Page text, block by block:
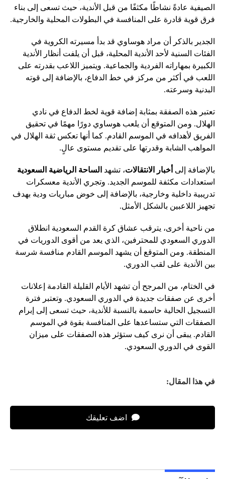
الصيفية عادةً نشاطًا مكثفًا من قبل الأندية، حيث تسعى إلى بناء
فرق قوية قادرة على المنافسة في البطولات المحلية والخارجية.
الجدير بالذكر أن مراد هوساوي قد بدأ مسيرته الكروية في
الفئات السنية لأحد الأندية المحلية، قبل أن يلفت أنظار الأندية
الكبيرة بمهاراته الفردية والجماعية. ويتميز اللاعب بقدرته على
اللعب في أكثر من مركز في خط الدفاع، بالإضافة إلى قوته
البدنية وسرعته.
تعتبر هذه الصفقة بمثابة إضافة قوية لخط الدفاع في نادي
الهلال. ومن المتوقع أن يلعب هوساوي دورًا مهمًا في تحقيق
الفريق لأهدافه في الموسم القادم. كما أنها تعكس ثقة الهلال في
المواهب الشابة وقدرتها على تقديم مستوى عالٍ.
بالإضافة إلى أخبار الانتقالات، تشهد الساحة الرياضية السعودية
استعدادات مكثفة للموسم الجديد. وتجري الأندية معسكرات
تدريبية داخلية وخارجية، بالإضافة إلى خوض مباريات ودية بهدف
تجهيز اللاعبين بالشكل الأمثل.
من ناحية أخرى، يترقب عشاق كرة القدم السعودية انطلاق
الدوري السعودي للمحترفين، الذي يعد من أقوى الدوريات في
المنطقة. ومن المتوقع أن يشهد الموسم القادم منافسة شرسة
بين الأندية على لقب الدوري.
في الختام، من المرجح أن تشهد الأيام القليلة القادمة إعلانات
أخرى عن صفقات جديدة في الدوري السعودي. وتعتبر فترة
التسجيل الحالية حاسمة بالنسبة للأندية، حيث تسعى إلى إبرام
الصفقات التي ستساعدها على المنافسة بقوة في الموسم
القادم. يبقى أن نرى كيف ستؤثر هذه الصفقات على ميزان
القوى في الدوري السعودي.
في هذا المقال:
اضف تعليقك